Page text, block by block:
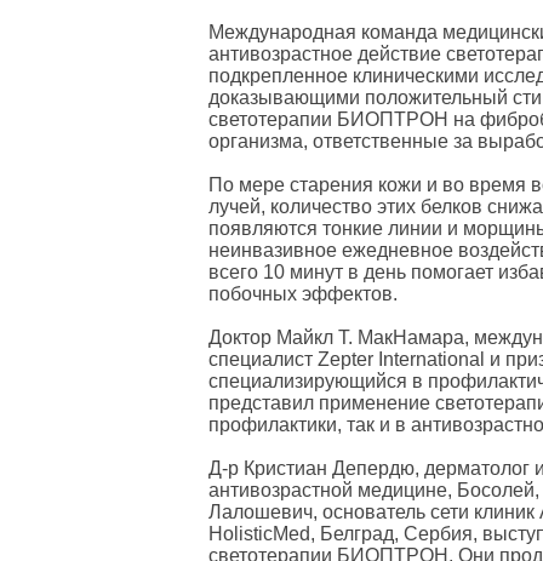
Международная команда
антивозрастное действие
подкрепленное клиническими
доказывающими положительный
светотерапии БИОПТРОН на
организма, ответственные за
По мере старения кожи и во время
лучей, количество этих белков
появляются тонкие линии и
неинвазивное ежедневное
всего 10 минут в день помогает
побочных эффектов.
Доктор Майкл Т. МакНамара,
специалист Zepter International и
специализирующийся в
представил применение
профилактики, так и в
Д-р Кристиан Депердю, дерматолог
антивозрастной медицине,
Лалошевич, основатель сети клиник
HolisticMed, Белград, Сербия,
светотерапии БИОПТРОН. Они